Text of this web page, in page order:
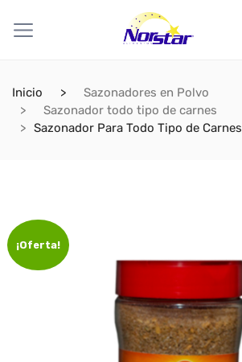
Inicio
Sazonadores en Polvo
Sazonador todo tipo de carnes
Sazonador Para Todo Tipo de Carnes
¡Oferta!